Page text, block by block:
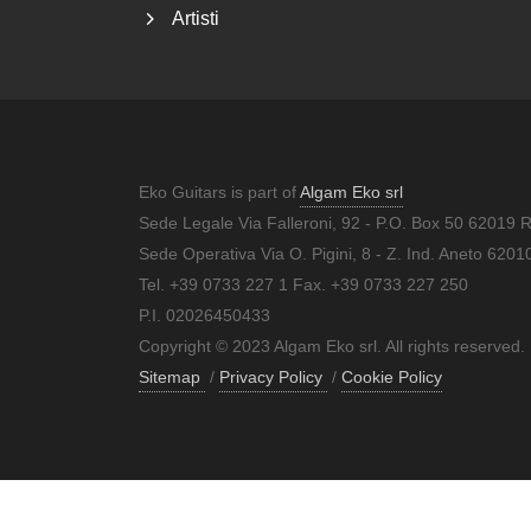
Artisti
Eko Guitars is part ofAlgam Eko srl
Sede Legale Via Falleroni, 92 - P.O. Box 50 62019
Sede Operativa Via O. Pigini, 8 - Z. Ind. Aneto
Tel. +39 0733 227 1 Fax. +39 0733 227 250
P.I. 02026450433
Copyright © 2023 Algam Eko srl. All rights reserved.
Sitemap / Privacy Policy / Cookie Policy